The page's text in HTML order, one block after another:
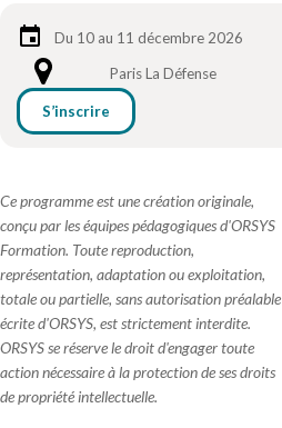
Du 10 au 11 décembre 2026
Paris La Défense
S’inscrire
Ce programme est une création originale,
conçu par les équipes pédagogiques d'ORSYS
Formation. Toute reproduction,
représentation, adaptation ou exploitation,
totale ou partielle, sans autorisation préalable
écrite d'ORSYS, est strictement interdite.
ORSYS se réserve le droit d'engager toute
action nécessaire à la protection de ses droits
de propriété intellectuelle.